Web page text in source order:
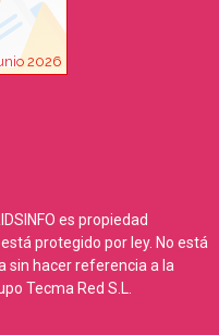
es propiedad
protegido por ley. No está
sin hacer referencia a la
Tecma Red S.L.